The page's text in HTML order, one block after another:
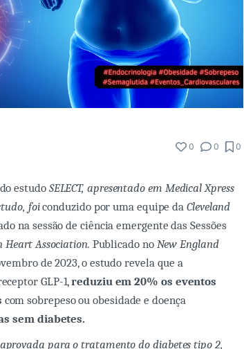
0 0 0
estudo SELECT, apresentado em Medical Xpress
foiconduzido por uma equipe daCleveland
na sessão de ciência emergente das Sessões
Heart Association. Publicado no New England
de 2023, o estudo revela que a
GLP-1,reduziu em 20% os eventos
com sobrepeso ou obesidade e doença
sem diabetes.
para o tratamento do diabetes tipo 2,